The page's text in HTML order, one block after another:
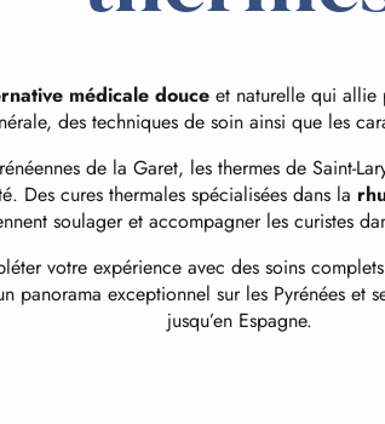
médicale douce et naturelle qui allie
des techniques de soin ainsi que les
de la Garet, les thermes de Saint-
Des cures thermales spécialisées dans la
soulager et accompagner les curistes
votre expérience avec des soins
panorama exceptionnel sur les Pyrénées et
jusqu’en Espagne.